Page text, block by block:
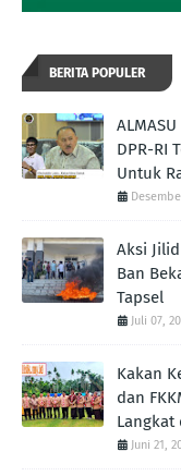
BERITA POPULER
DPR-RI
Untuk
Aksi
Ban
Tapsel
Juli 07,
Kakan
dan
Langkat
Juni 21,